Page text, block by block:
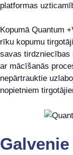
platformas
Kopumā Quantum
rīku kopumu
savas tirdzniecības
ar mācīšanās
nepārtrauktie
nopietniem